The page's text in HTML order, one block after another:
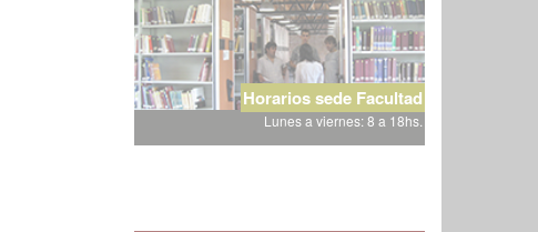
Horarios sede Facultad
Lunes a viernes: 8 a 18hs.